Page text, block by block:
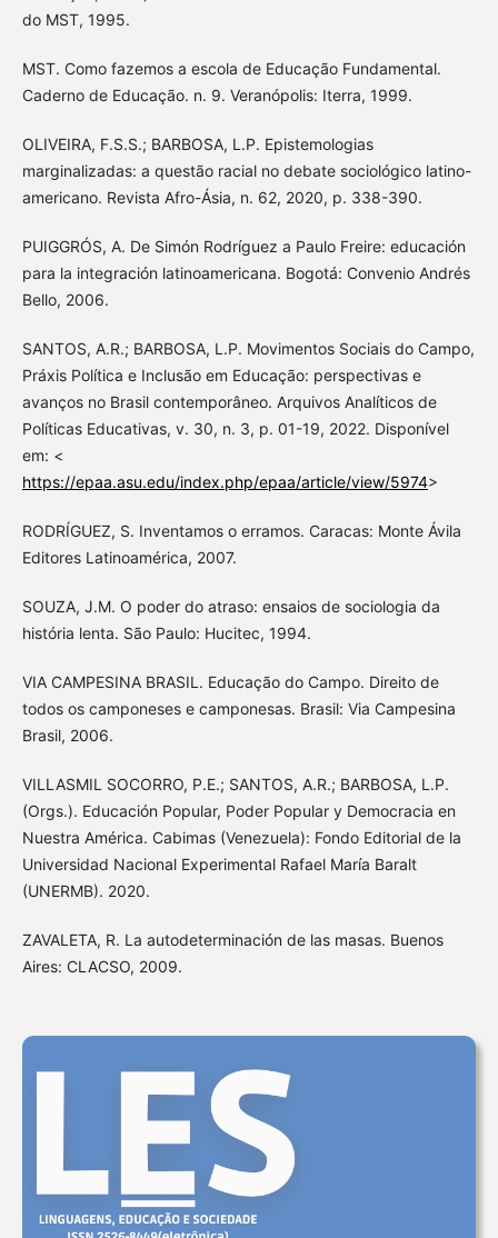
do MST, 1995.
MST. Como fazemos a escola de Educação Fundamental.
Caderno de Educação. n. 9. Veranópolis: Iterra, 1999.
OLIVEIRA, F.S.S.; BARBOSA, L.P. Epistemologias
marginalizadas: a questão racial no debate sociológico latino-
americano. Revista Afro-Ásia, n. 62, 2020, p. 338-390.
PUIGGRÓS, A. De Simón Rodríguez a Paulo Freire: educación
para la integración latinoamericana. Bogotá: Convenio Andrés
Bello, 2006.
SANTOS, A.R.; BARBOSA, L.P. Movimentos Sociais do Campo,
Práxis Política e Inclusão em Educação: perspectivas e
avanços no Brasil contemporâneo. Arquivos Analíticos de
Políticas Educativas, v. 30, n. 3, p. 01-19, 2022. Disponível
em: <
https://epaa.asu.edu/index.php/epaa/article/view/5974>
RODRÍGUEZ, S. Inventamos o erramos. Caracas: Monte Ávila
Editores Latinoamérica, 2007.
SOUZA, J.M. O poder do atraso: ensaios de sociologia da
história lenta. São Paulo: Hucitec, 1994.
VIA CAMPESINA BRASIL. Educação do Campo. Direito de
todos os camponeses e camponesas. Brasil: Via Campesina
Brasil, 2006.
VILLASMIL SOCORRO, P.E.; SANTOS, A.R.; BARBOSA, L.P.
(Orgs.). Educación Popular, Poder Popular y Democracia en
Nuestra América. Cabimas (Venezuela): Fondo Editorial de la
Universidad Nacional Experimental Rafael María Baralt
(UNERMB). 2020.
ZAVALETA, R. La autodeterminación de las masas. Buenos
Aires: CLACSO, 2009.